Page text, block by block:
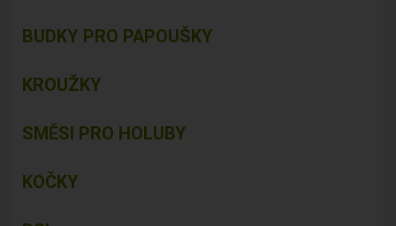
BUDKY PRO PAPOUŠKY
KROUŽKY
SMĚSI PRO HOLUBY
KOČKY